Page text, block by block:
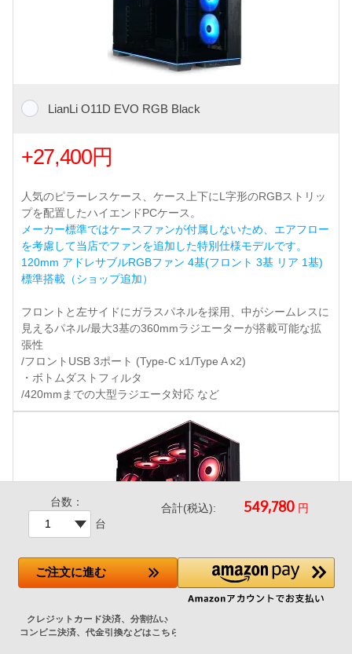
LianLi O11D EVO RGB Black
+27,400円
人気のピラーレスケース、ケース上下にL字形のRGBストリッ
プを配置したハイエンドPCケース。
メーカー標準ではケースファンが付属しないため、エアフロー
を考慮して当店でファンを追加した特別仕様モデルです。
120mm アドレサブルRGBファン 4基(フロント 3基 リア 1基)
標準搭載（ショップ追加）
フロントと左サイドにガラスパネルを採用、中がシームレスに
見えるパネル/最大3基の360mmラジエーターが搭載可能な拡
張性
/フロントUSB 3ポート (Type-C x1/Type A x2)
・ボトムダストフィルタ
/420mmまでの大型ラジエータ対応 など
台数：
台
合計(税込): 円
ご注文に進む